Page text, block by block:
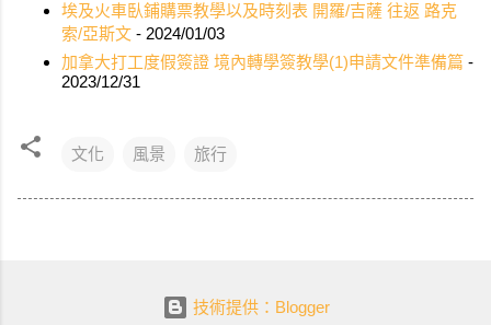
埃及火車臥鋪購票教學以及時刻表 開羅/吉薩 往返 路克
索/亞斯文 - 2024/01/03
加拿大打工度假簽證 境內轉學簽教學(1)申請文件準備篇 -
2023/12/31
文化 風景 旅行
技術提供：Blogger